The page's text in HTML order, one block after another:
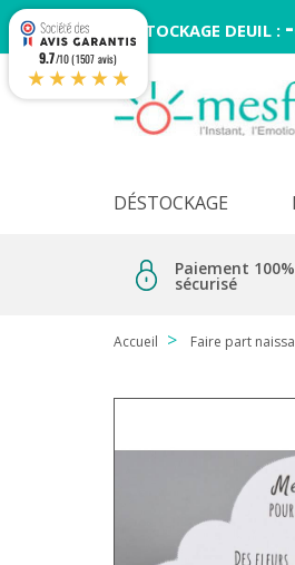
DESTOCKAGE DEUIL :
DÉSTOCKAGE
Paiement 100%
sécurisé
Accueil Faire part
9.7/10 (1507 avis)
★★★★★